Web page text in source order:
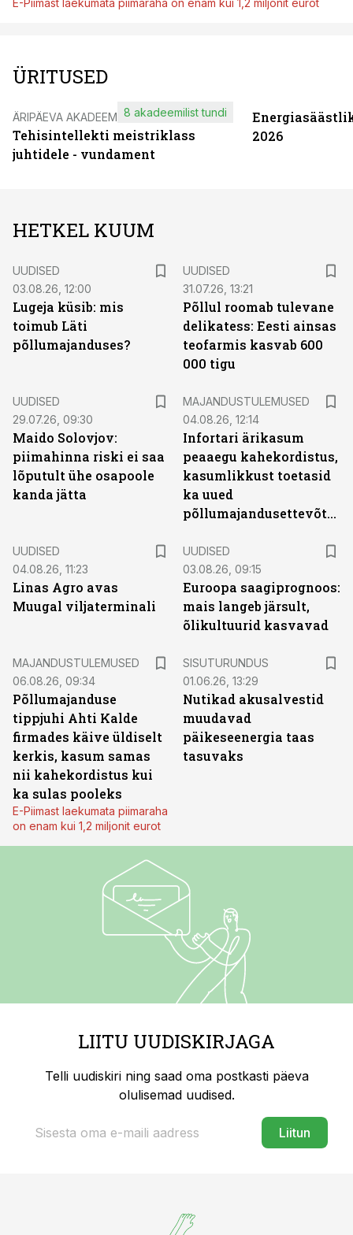
E-Piimast laekumata piimaraha on enam kui 1,2 miljonit eurot
ÜRITUSED
ÄRIPÄEVA AKADEEMIA
Tehisintellekti meistriklass
juhtidele - vundament
8 akadeemilist tundi
2026
HETKEL KUUM
UUDISED
03.08.26, 12:00
Lugeja küsib: mis
toimub Läti
põllumajanduses?
UUDISED
31.07.26, 13:21
Põllul roomab tulevane
delikatess: Eesti ainsas
teofarmis kasvab 600
000 tigu
UUDISED
29.07.26, 09:30
Maido Solovjov:
piimahinna riski ei saa
lõputult ühe osapoole
kanda jätta
MAJANDUSTULEMUSED
04.08.26, 12:14
Infortari ärikasum
peaaegu kahekordistus,
kasumlikkust toetasid
ka uued
põllumajandusettevõtted
UUDISED
04.08.26, 11:23
Linas Agro avas
Muugal viljaterminali
UUDISED
03.08.26, 09:15
Euroopa saagiprognoos:
mais langeb järsult,
õlikultuurid kasvavad
MAJANDUSTULEMUSED
06.08.26, 09:34
Põllumajanduse
tippjuhi Ahti Kalde
firmades käive üldiselt
kerkis, kasum samas
nii kahekordistus kui
ka sulas pooleks
E-Piimast laekumata piimaraha
on enam kui 1,2 miljonit eurot
SISUTURUNDUS
01.06.26, 13:29
Nutikad akusalvestid
muudavad
päikeseenergia taas
tasuvaks
LIITU UUDISKIRJAGA
Telli uudiskiri ning saad oma postkasti päeva
olulisemad uudised.
Liitun